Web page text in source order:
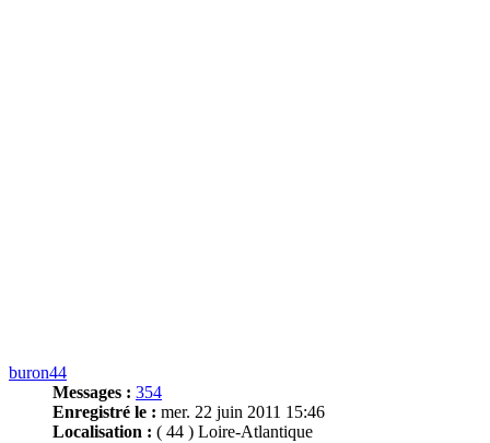
buron44
Messages : 354
Enregistré le : mer. 22 juin 2011 15:46
Localisation : ( 44 ) Loire-Atlantique